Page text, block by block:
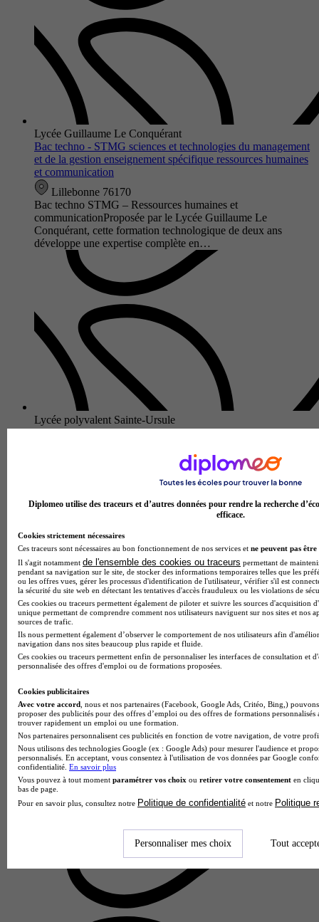
Lycée Guillaume Le Conquérant
Bac techno - STMG sciences et technologies du management
et de la gestion enseignement spécifique ressources humaines
et communication
Lillebonne 76170
Bac techno STMG – Ressources humaines et
communicationProposée par le Lycée Guillaume Le
Conquérant, cette formation technologique de deux ans
développe une expertise complète en…
Lycée polyvalent Sainte-Ursule
Bac techno - STMG sciences et technologies du management
19 avis
Au Lycée polyvalent Sainte-Ursule, le Bac techno STMG
option Mercatique forme des spécialistes du management
commercial et du marketing. Pendant deux ans, les étudiants
acquièrent une co…
Lycée privé Saint-Ouen
Bac techno - STMG sciences et technologies du management
et de la gestion enseignement spécifique mercatique
(marketing)
Pont-Audemer 27500
Management et de la Gestion avec enseignement spécifique
mercatique (marketing) proposé par le Lycée privé Saint-
Ouen forme des futurs prof…
Diplomeo utilise des traceurs et d’autres données pour rendre la recherche
efficace.
Cookies strictement nécessaires
Ces traceurs sont nécessaires au bon fonctionnement de nos services et ne peuvent pas être
Il s'agit notamment de l'ensemble des cookies ou traceurs permettant de
pendant sa navigation sur le site, de stocker des informations temporaires telles que les
ou les offres vues, gérer les processus d'identification de l'utilisateur, vérifier s'il est
la sécurité du site web en détectant les tentatives d'accès frauduleux ou les violations de
Ces cookies ou traceurs permettent également de piloter et suivre les sources d'acquisition
unique permettant de comprendre comment nos utilisateurs naviguent sur nos sites et nos
sources de trafic.
Ils nous permettent également d’observer le comportement de nos utilisateurs afin
navigation dans nos sites beaucoup plus rapide et fluide.
Ces cookies ou traceurs permettent enfin de personnaliser les interfaces de consultation et
personnalisée des offres d'emploi ou de formations proposées.
Cookies publicitaires
Avec votre accord , nous et nos partenaires (Facebook, Google Ads, Critéo, Bing,)
proposer des publicités pour des offres d’emploi ou des offres de formations
trouver rapidement un emploi ou une formation.
Nos partenaires personnalisent ces publicités en fonction de votre navigation, de votre
Nous utilisons des technologies Google (ex : Google Ads) pour mesurer l'audience et
personnalisés. En acceptant, vous consentez à l'utilisation de vos données par Google
confidentialité. En savoir plus
Vous pouvez à tout moment paramétrer vos choix ou retirer votre consentement en
bas de page.
Pour en savoir plus, consultez notre Politique de confidentialité et notre Politique
Personnaliser mes choix Tout